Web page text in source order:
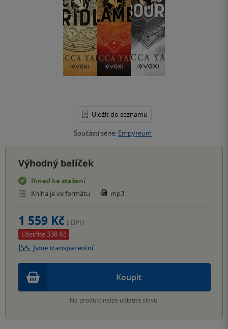
Uložit do seznamu
Součástí série: Empyreum
Výhodný balíček
Ihned ke stažení
Kniha je ve formátu
mp3
Koupit
Na produkt nelze uplatnit slevu.
1 559 Kč s DPH
Ušetříte 338 Kč
Jsme transparentní